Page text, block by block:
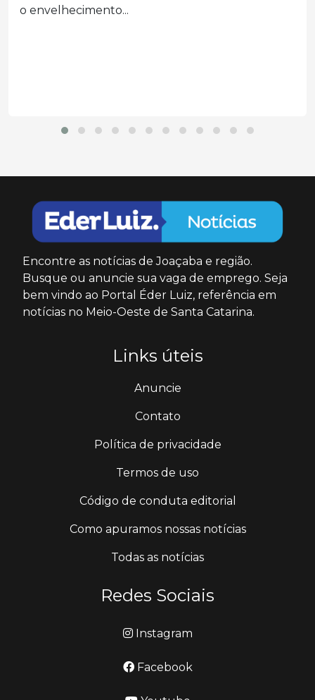
Homem de 53 anos foi localizado durante
Encontre as notícias de Joaçaba e região.
Busque ou anuncie sua vaga de emprego. Seja
bem vindo ao Portal Éder Luiz, referência em
notícias no Meio-Oeste de Santa Catarina.
Links úteis
Anuncie
Contato
Política de privacidade
Termos de uso
Código de conduta editorial
Como apuramos nossas notícias
Todas as notícias
Redes Sociais
Instagram
Facebook